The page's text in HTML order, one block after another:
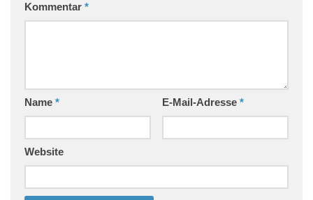
Kommentar *
Name * E-Mail-Adresse *
Website